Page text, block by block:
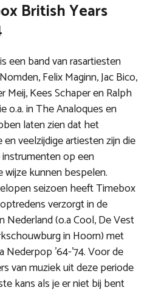
British Years
een band van rasartiesten
Felix Maginn, Jac Bico,
Meij, Kees Schaper en Ralph
o.a. in The Analoques en
laten zien dat het
en veelzijdige artiesten zijn die
op een
wijze kunnen bespelen.
seizoen heeft Timebox
verzorgt in de
Nederland (o.a Cool, De Vest
in Hoorn) met
’64-’74. Voor de
van muziek uit deze periode
kans als je er niet bij bent